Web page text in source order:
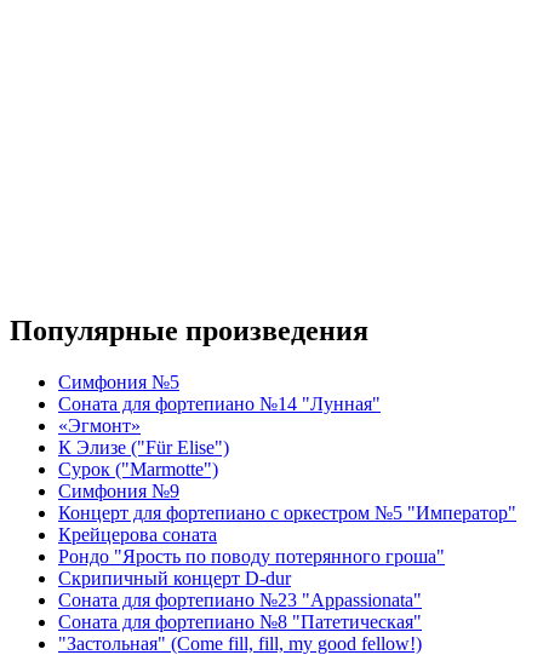
Популярные произведения
Симфония №5
Соната для фортепиано №14 "Лунная"
«Эгмонт»
К Элизе ("Für Elise")
Сурок ("Marmotte")
Симфония №9
Концерт для фортепиано с оркестром №5 "Император"
Крейцерова соната
Рондо "Ярость по поводу потерянного гроша"
Скрипичный концерт D-dur
Соната для фортепиано №23 "Appassionata"
Соната для фортепиано №8 "Патетическая"
"Застольная" (Come fill, fill, my good fellow!)